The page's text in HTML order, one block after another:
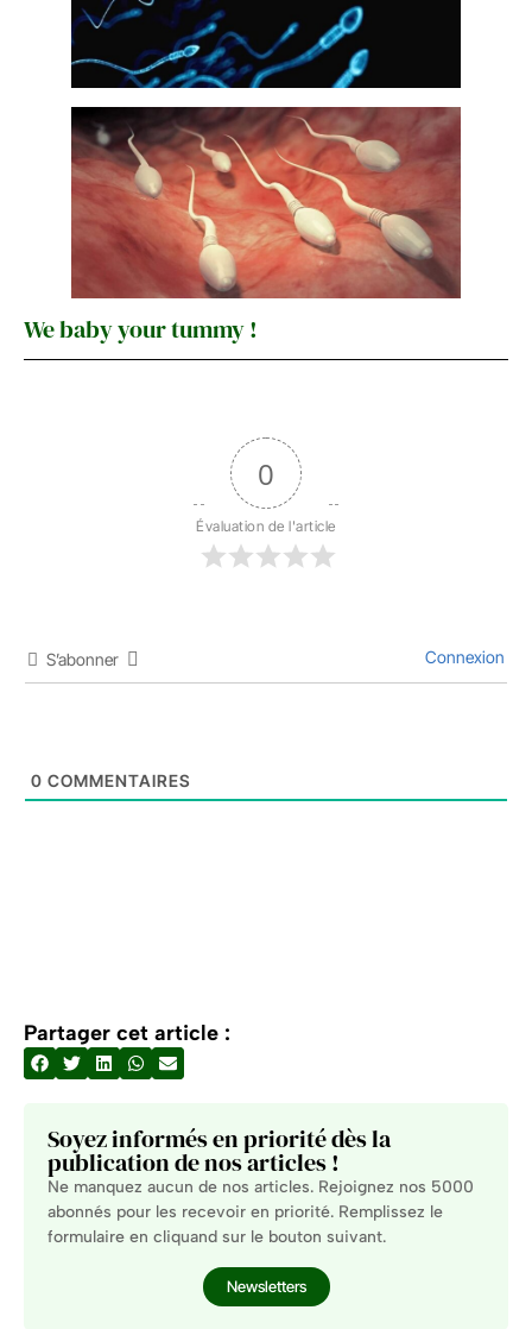
We baby your tummy !
0
Évaluation de l'article
S’abonner Connexion
0 COMMENTAIRES
Partager cet article :
Soyez informés en priorité dès la
publication de nos articles !
Ne manquez aucun de nos articles. Rejoignez nos 5000
abonnés pour les recevoir en priorité. Remplissez le
formulaire en cliquand sur le bouton suivant.
Newsletters